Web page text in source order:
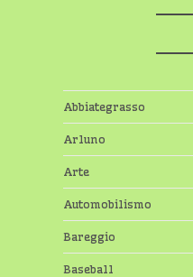
Abbiategrasso
Arluno
Arte
Automobilismo
Bareggio
Baseball